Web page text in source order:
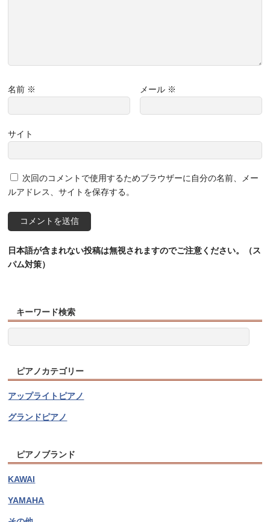
名前 ※ メール ※
サイト
次回のコメントで使用するためブラウザーに自分の名前、メー
ルアドレス、サイトを保存する。
日本語が含まれない投稿は無視されますのでご注意ください。（ス
パム対策）
キーワード検索
ピアノカテゴリー
アップライトピアノ
グランドピアノ
ピアノブランド
KAWAI
YAMAHA